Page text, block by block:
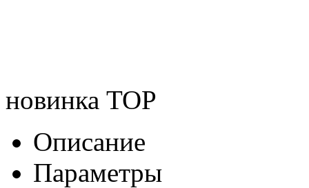
новинка TOP
Описание
Параметры